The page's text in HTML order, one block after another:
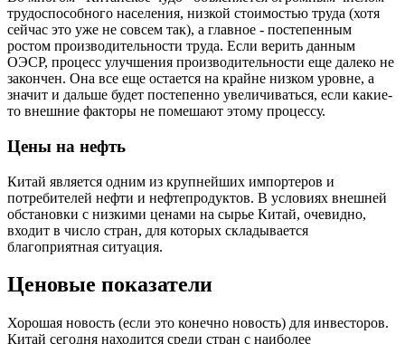
трудоспособного населения, низкой стоимостью труда (хотя
сейчас это уже не совсем так), а главное - постепенным
ростом производительности труда. Если верить данным
ОЭСР, процесс улучшения производительности еще далеко не
закончен. Она все еще остается на крайне низком уровне, а
значит и дальше будет постепенно увеличиваться, если какие-
то внешние факторы не помешают этому процессу.
Цены на нефть
Китай является одним из крупнейших импортеров и
потребителей нефти и нефтепродуктов. В условиях внешней
обстановки с низкими ценами на сырье Китай, очевидно,
входит в число стран, для которых складывается
благоприятная ситуация.
Ценовые показатели
Хорошая новость (если это конечно новость) для инвесторов.
Китай сегодня находится среди стран с наиболее